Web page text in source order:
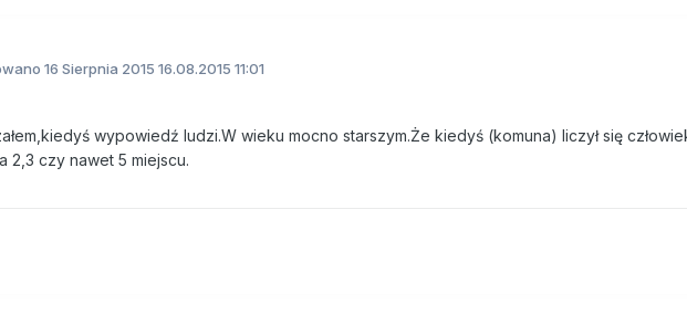
16 Sierpnia 2015 16.08.2015 11:01
wypowiedź ludzi.W wieku mocno starszym.Że kiedyś (komuna) liczył się
2,3 czy nawet 5 miejscu.